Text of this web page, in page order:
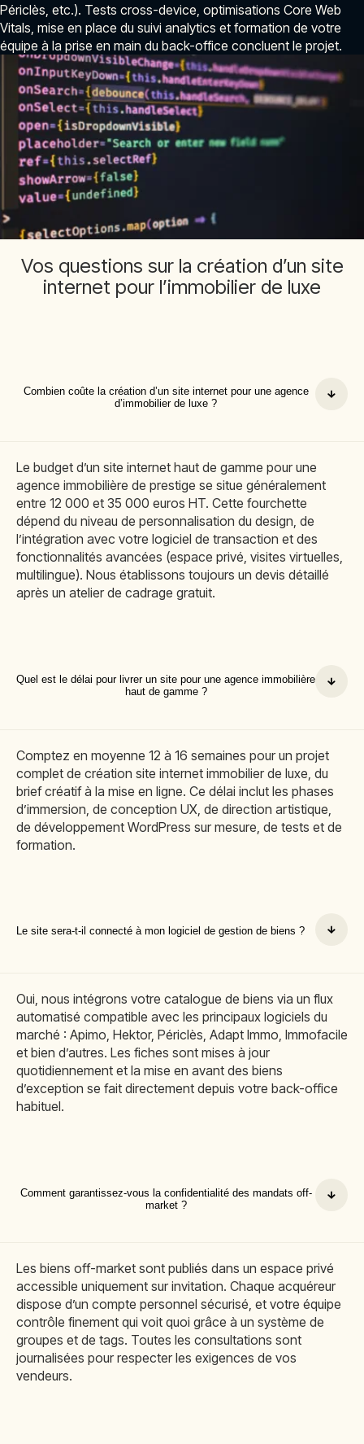
Périclès, etc.). Tests cross-device, optimisations Core Web
Vitals, mise en place du suivi analytics et formation de votre
équipe à la prise en main du back-office concluent le projet.
Vos questions sur la création d’un site
internet pour l’immobilier de luxe
Combien coûte la création d’un site internet pour une agence
d’immobilier de luxe ?
Le budget d’un site internet haut de gamme pour une
agence immobilière de prestige se situe généralement
entre 12 000 et 35 000 euros HT. Cette fourchette
dépend du niveau de personnalisation du design, de
l’intégration avec votre logiciel de transaction et des
fonctionnalités avancées (espace privé, visites virtuelles,
multilingue). Nous établissons toujours un devis détaillé
après un atelier de cadrage gratuit.
Quel est le délai pour livrer un site pour une agence immobilière
haut de gamme ?
Comptez en moyenne 12 à 16 semaines pour un projet
complet de création site internet immobilier de luxe, du
brief créatif à la mise en ligne. Ce délai inclut les phases
d’immersion, de conception UX, de direction artistique,
de développement WordPress sur mesure, de tests et de
formation.
Le site sera-t-il connecté à mon logiciel de gestion de biens ?
Oui, nous intégrons votre catalogue de biens via un flux
automatisé compatible avec les principaux logiciels du
marché : Apimo, Hektor, Périclès, Adapt Immo, Immofacile
et bien d’autres. Les fiches sont mises à jour
quotidiennement et la mise en avant des biens
d’exception se fait directement depuis votre back-office
habituel.
Comment garantissez-vous la confidentialité des mandats off-
market ?
Les biens off-market sont publiés dans un espace privé
accessible uniquement sur invitation. Chaque acquéreur
dispose d’un compte personnel sécurisé, et votre équipe
contrôle finement qui voit quoi grâce à un système de
groupes et de tags. Toutes les consultations sont
journalisées pour respecter les exigences de vos
vendeurs.